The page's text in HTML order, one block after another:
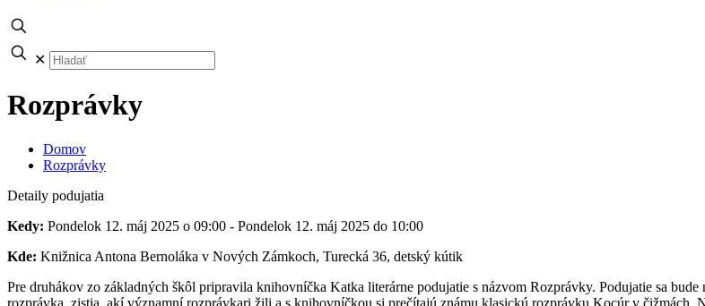
✕
Rozprávky
Domov
Rozprávky
Detaily podujatia
Kedy: Pondelok 12. máj 2025 o 09:00 - Pondelok 12. máj 2025 do 10:00
Kde: Knižnica Antona Bernoláka v Nových Zámkoch, Turecká 36, detský kútik
Pre druhákov zo základných škôl pripravila knihovníčka Katka literárne podujatie s názvom Rozprávky. Podujatie sa
rozprávka, zistia, akí významní rozprávkari žili a s knihovníčkou si prečítajú známu klasickú rozprávku Kocúr v čižmách.